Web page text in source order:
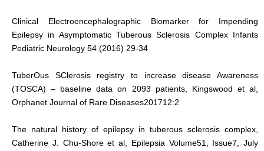
Clinical Electroencephalographic Biomarker for Impending
Epilepsy in Asymptomatic Tuberous Sclerosis Complex Infants
Pediatric Neurology 54 (2016) 29-34
TuberOus SClerosis registry to increase disease Awareness
(TOSCA) – baseline data on 2093 patients, Kingswood et al,
Orphanet Journal of Rare Diseases201712:2
The natural history of epilepsy in tuberous sclerosis complex,
Catherine J. Chu‐Shore et al, Epilepsia Volume51, Issue7, July